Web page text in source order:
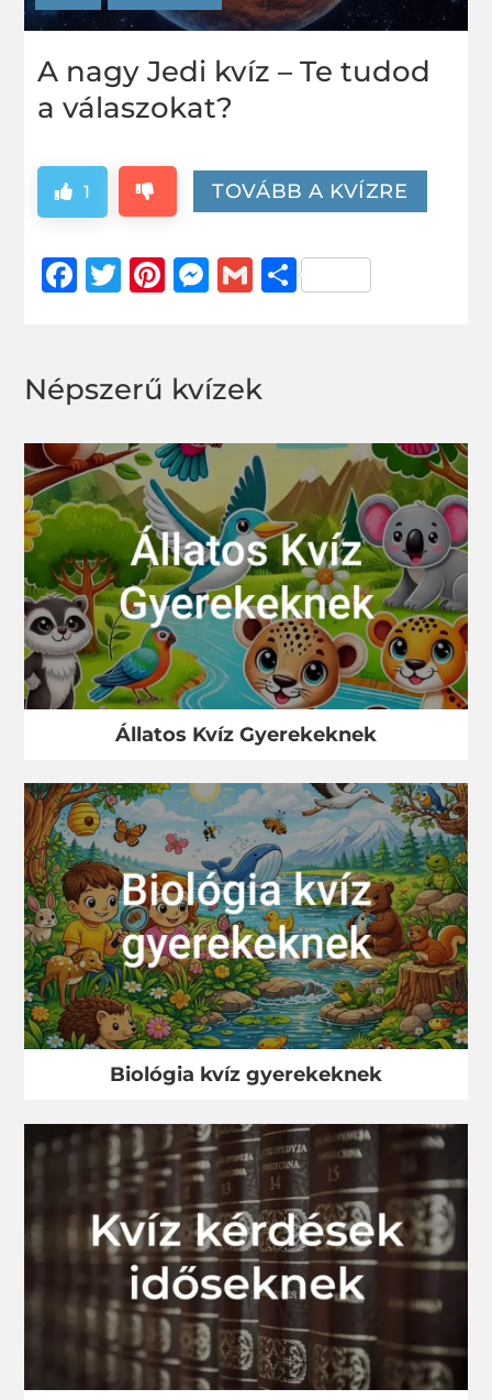
A nagy Jedi kvíz – Te tudod
a válaszokat?
1 TOVÁBB A KVÍZRE
Facebook
Twitter
Pinterest
Messenger
GmailOssza
Népszerű kvízek
Állatos Kvíz Gyerekeknek
Biológia kvíz gyerekeknek